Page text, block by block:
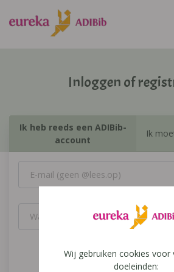
Inloggen of
Ik heb reeds een ADIBib-
account
Ik
Inloggen
Wij gebruiken cookies voor
doeleinden: